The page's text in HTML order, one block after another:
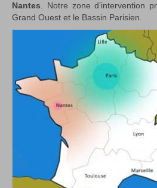
Nantes . Notre zone d’intervention
Grand Ouest et le Bassin Parisien.